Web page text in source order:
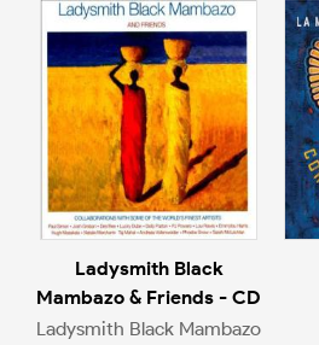
Ladysmith Black
Mambazo & Friends - CD
Ladysmith Black Mambazo